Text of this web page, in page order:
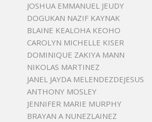
JOSHUA EMMANUEL JEUDY
DOGUKAN NAZIF KAYNAK
BLAINE KEALOHA KEOHO
CAROLYN MICHELLE KISER
DOMINIQUE ZAKIYA MANN
NIKOLAS MARTINEZ
JANEL JAYDA MELENDEZDEJESUS
ANTHONY MOSLEY
JENNIFER MARIE MURPHY
BRAYAN A NUNEZLAINEZ